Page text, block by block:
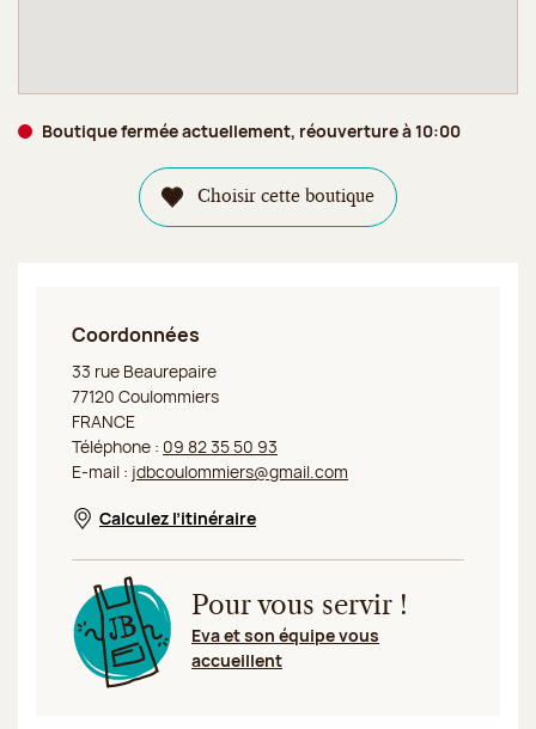
Boutique fermée actuellement, réouverture à 10:00
Choisir cette boutique
Coordonnées
Jeff de Bruges Coulommiers
33 rue Beaurepaire
77120 Coulommiers
FRANCE
Téléphone : 09 82 35 50 93
E-mail : jdbcoulommiers@gmail.com
Nouvelle fenêtre
Calculez l’itinéraire
Pour vous servir !
Eva et son équipe vous
accueillent